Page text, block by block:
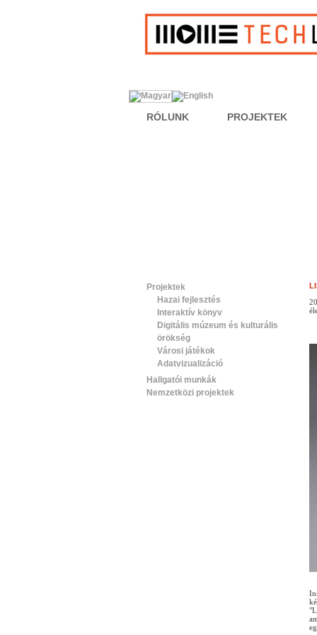
RÓLUNK PROJEKTEK
Projektek
Hazai fejlesztés
Interaktív könyv
Digitális múzeum és kulturális
örökség
Városi játékok
Adatvizualizáció
Hallgatói munkák
Nemzetközi projektek